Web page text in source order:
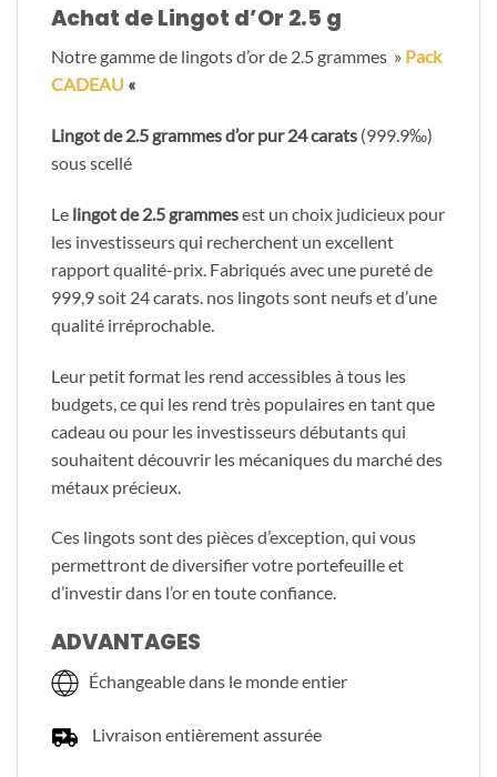
Achat de Lingot d’Or 2.5 g
Notre gamme de lingots d’or de 2.5 grammes » Pack
CADEAU «
Lingot de 2.5 grammes d’or pur 24 carats (999.9‰)
sous scellé
Le lingot de 2.5 grammesest un choix judicieux pour
les investisseurs qui recherchent un excellent
rapport qualité-prix. Fabriqués avec une pureté de
999,9 soit 24 carats. nos lingots sont neufs et d’une
qualité irréprochable.
Leur petit format les rend accessibles à tous les
budgets, ce qui les rend très populaires en tant que
cadeau ou pour les investisseurs débutants qui
souhaitent découvrir les mécaniques du marché des
métaux précieux.
Ces lingots sont des pièces d’exception, qui vous
permettront de diversifier votre portefeuille et
d’investir dans l’or en toute confiance.
ADVANTAGES
Échangeable dans le monde entier
Livraison entièrement assurée